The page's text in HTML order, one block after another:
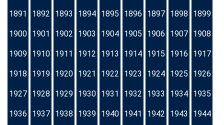
1891 1892 1893 1894 1895 1896 1897 1898 1899
1900 1901 1902 1903 1904 1905 1906 1907 1908
1909 1910 1911 1912 1913 1914 1915 1916 1917
1918 1919 1920 1921 1922 1923 1924 1925 1926
1927 1928 1929 1930 1931 1932 1933 1934 1935
1936 1937 1938 1939 1940 1941 1942 1943 1944